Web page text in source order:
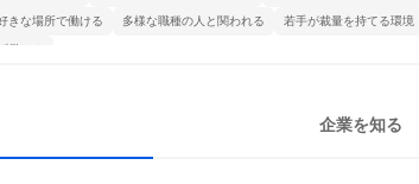
きな場所で働ける 多様な職種の人と関われる 若手が裁量を持てる環境
働ける
企業を知る